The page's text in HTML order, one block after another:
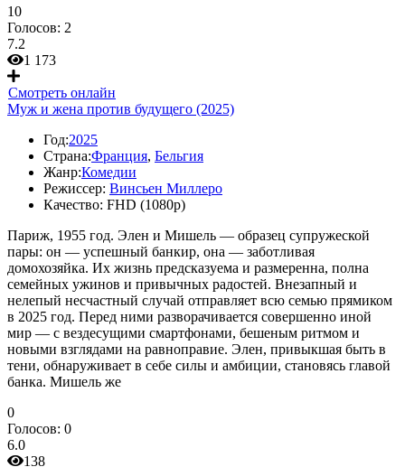
10
Голосов: 2
7.2
1 173
Смотреть онлайн
Муж и жена против будущего (2025)
Год:2025
Страна:Франция, Бельгия
Жанр:Комедии
Режиссер: Винсьен Миллеро
Качество: FHD (1080p)
Париж, 1955 год. Элен и Мишель — образец супружеской
пары: он — успешный банкир, она — заботливая
домохозяйка. Их жизнь предсказуема и размеренна, полна
семейных ужинов и привычных радостей. Внезапный и
нелепый несчастный случай отправляет всю семью прямиком
в 2025 год. Перед ними разворачивается совершенно иной
мир — с вездесущими смартфонами, бешеным ритмом и
новыми взглядами на равноправие. Элен, привыкшая быть в
тени, обнаруживает в себе силы и амбиции, становясь главой
банка. Мишель же
0
Голосов: 0
6.0
138